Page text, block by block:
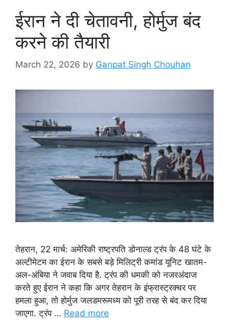
ईरान ने दी चेतावनी, होर्मुज बंद
करने की तैयारी
March 22, 2026 by Ganpat Singh Chouhan
तेहरान, 22 मार्च: अमेरिकी राष्ट्रपति डोनाल्ड ट्रंप के 48 घंटे के
अल्टीमेटम का ईरान के सबसे बड़े मिलिट्री कमांड यूनिट खातम-
अल-अंबिया ने जवाब दिया है. ट्रंप की धमकी को नजरअंदाज
करते हुए ईरान ने कहा कि अगर तेहरान के इंफ्रास्ट्रक्चर पर
हमला हुआ, तो होर्मुज जलडमरूमध्य को पूरी तरह से बंद कर दिया
जाएगा. ट्रंप … Read more